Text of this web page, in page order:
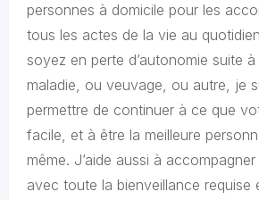
personnes à domicile pour les
tous les actes de la vie au
soyez en perte d’autonomie suite
maladie, ou veuvage, ou autre, je
permettre de continuer à ce que
facile, et à être la meilleure
même. J’aide aussi à
avec toute la bienveillance requise